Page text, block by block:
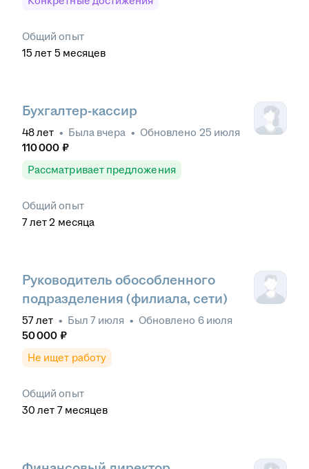
Общий опыт
15 лет 5 месяцев
Бухгалтер-кассир
48лет • Была вчера • Обновлено 25 июля
110 000 ₽
Рассматривает предложения
Общий опыт
7лет 2 месяца
Руководитель обособленного
подразделения (филиала, сети)
57лет • Был 7 июля • Обновлено 6 июля
50 000 ₽
Не ищет работу
Общий опыт
30 лет 7 месяцев